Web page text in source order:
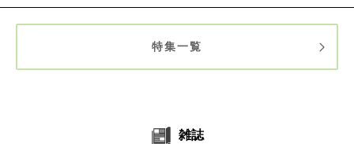
特集一覧
雑誌